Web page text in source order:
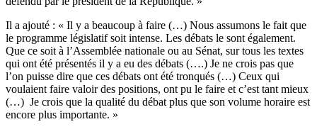
Il a ajouté : « Il y a beaucoup à faire (…) Nous assumons le fait que
le programme législatif soit intense. Les débats le sont également.
Que ce soit à l’Assemblée nationale ou au Sénat, sur tous les textes
qui ont été présentés il y a eu des débats (….) Je ne crois pas que
l’on puisse dire que ces débats ont été tronqués (…) Ceux qui
voulaient faire valoir des positions, ont pu le faire et c’est tant mieux
(…) Je crois que la qualité du débat plus que son volume horaire est
encore plus importante. »